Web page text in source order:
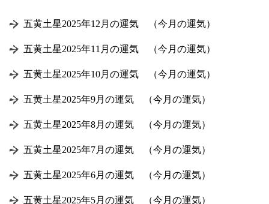
五黄土星2025年12月の運気 （今月の運気）
五黄土星2025年11月の運気 （今月の運気）
五黄土星2025年10月の運気 （今月の運気）
五黄土星2025年9月の運気 （今月の運気）
五黄土星2025年8月の運気 （今月の運気）
五黄土星2025年7月の運気 （今月の運気）
五黄土星2025年6月の運気 （今月の運気）
五黄土星2025年5月の運気 （今月の運気）